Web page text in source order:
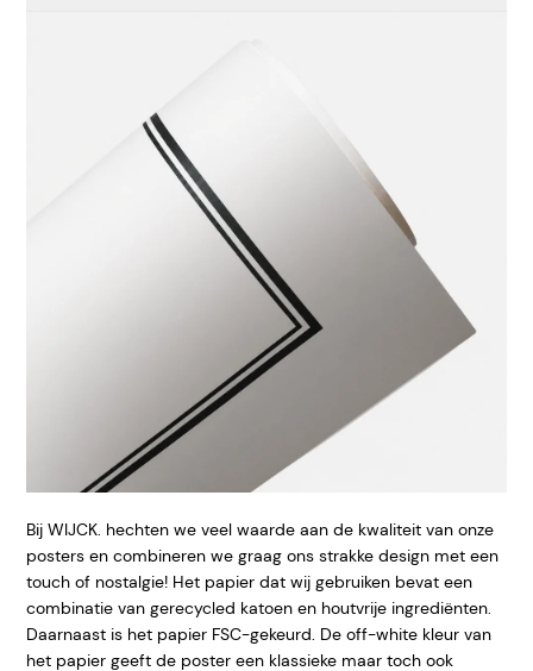
Bij WIJCK. hechten we veel waarde aan de kwaliteit van onze
posters en combineren we graag ons strakke design met een
touch of nostalgie! Het papier dat wij gebruiken bevat een
combinatie van gerecycled katoen en houtvrije ingrediënten.
Daarnaast is het papier FSC-gekeurd. De off-white kleur van
het papier geeft de poster een klassieke maar toch ook